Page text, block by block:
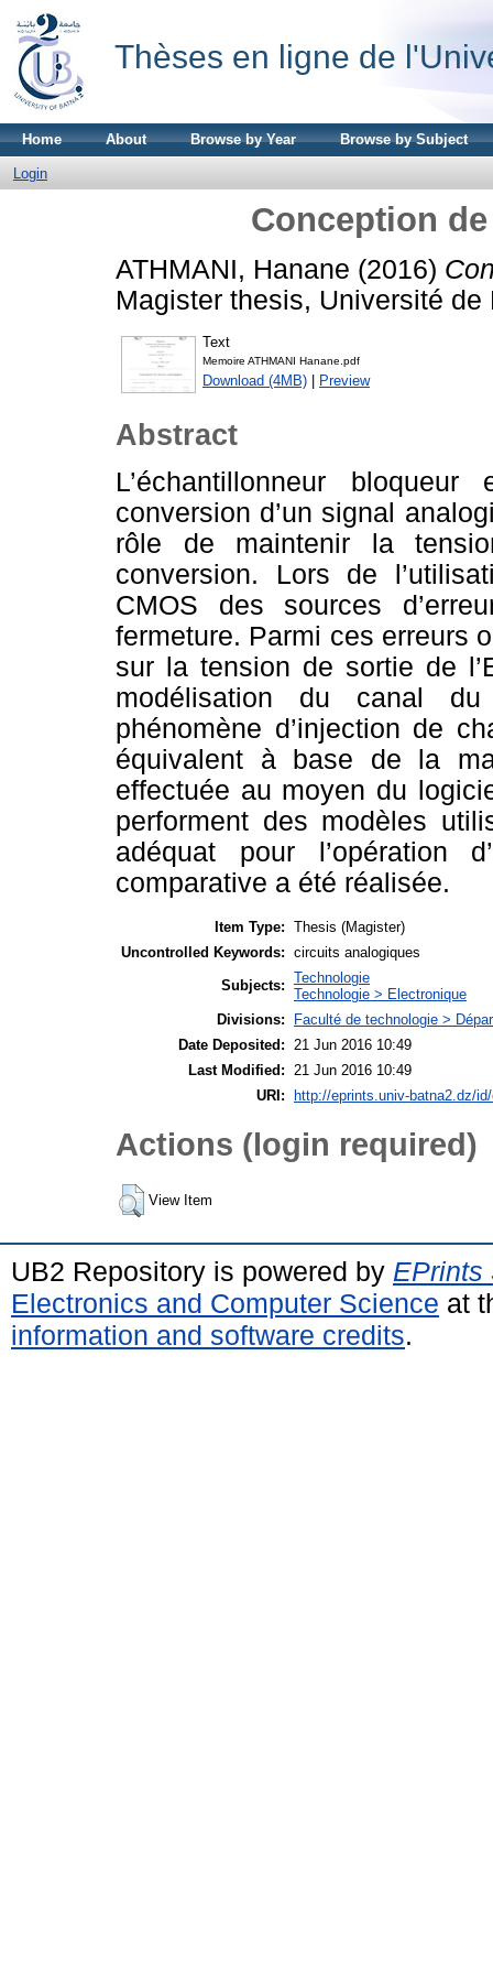
Thèses en ligne de
Home About Browse by Year Browse by Subject
Login
Conception
ATHMANI, Hanane (2016)
Magister thesis, Université de
Text
Memoire ATHMANI Hanane.pdf
Download (4MB) | Preview
Abstract
L’échantillonneur
conversion d’un signal
rôle de maintenir la
conversion. Lors de
CMOS des sources
fermeture. Parmi ces erreurs
sur la tension de sortie de
modélisation du canal
phénomène d’injection de
équivalent à base de la
effectuée au moyen du
performent des modèles
adéquat pour l’opération
comparative a été réalisée.
Item Type: Thesis (Magister)
Uncontrolled Keywords: circuits analogiques
Subjects: Technologie
Technologie > Electronique
Divisions:
Faculté de technologie >
Date Deposited:
21 Jun 2016 10:49
Last Modified:
21 Jun 2016 10:49
URI:
http://eprints.univ-batna2.dz/
Actions (login required)
View Item
UB2 Repository is powered by EPrints
Electronics and Computer Science at
information and software credits.